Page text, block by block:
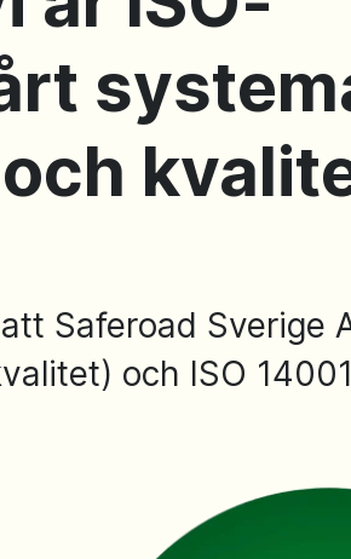
Saferoad Sverige
och ISO